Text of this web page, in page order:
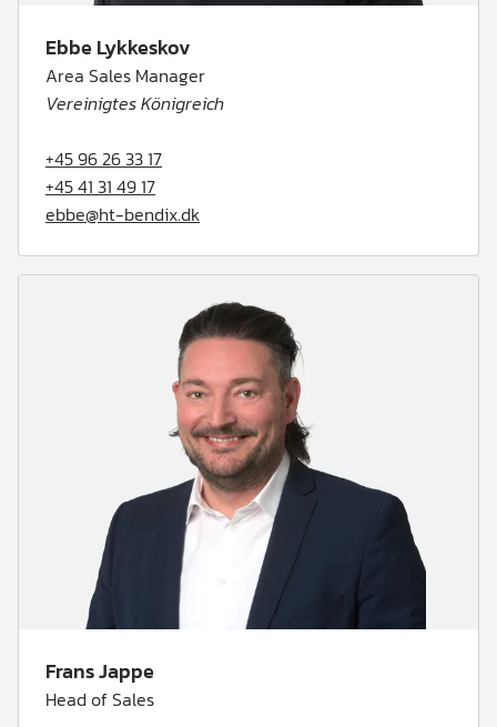
Ebbe Lykkeskov
Area Sales Manager
Vereinigtes Königreich
+45 96 26 33 17
+45 41 31 49 17
ebbe@ht-bendix.dk
Frans Jappe
Head of Sales